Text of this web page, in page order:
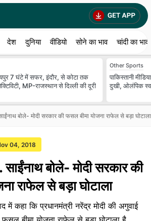
देश दुनिया वीडियो सोने का भाव चांदी का भाव
7 घंटे में सफर, इंदौर, से कोटा तक
MP-राजस्थान से दिल्ली की दूरी
Other Sports
पाकिस्तानी
दुखी, ओलंपिक
बोले- मोदी सरकार की फसल बीमा योजना राफेल से बड़ा
04, 2018
साईंनाथ बोले- मोदी सरकार की
राफेल से बड़ा घोटाला
में कहा कि प्रधानमंत्री नरेंद्र मोदी की अगुवाई